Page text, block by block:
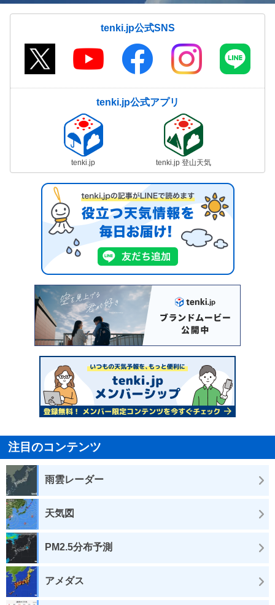
tenki.jp公式SNS
tenki.jp公式アプリ
tenki.jp tenki.jp 登山天気
注目のコンテンツ
雨雲レーダー
天気図
PM2.5分布予測
アメダス